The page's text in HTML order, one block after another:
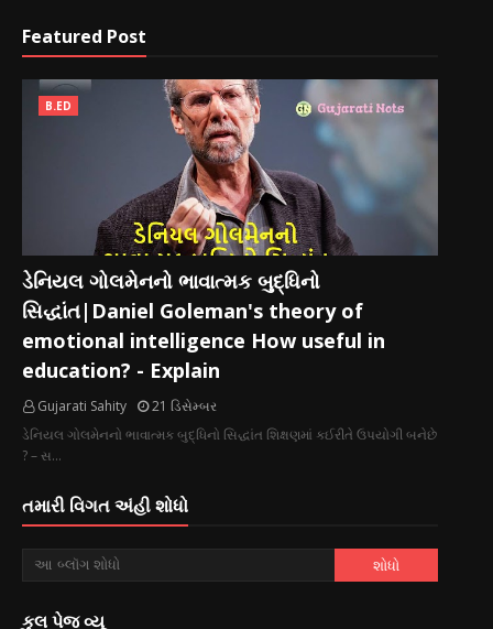
Featured Post
B.ED
ડેનિયલ ગોલમેનનો ભાવાત્મક બુદ્ધિનો
સિદ્ધાંત|Daniel Goleman's theory of
emotional intelligence How useful in
education? - Explain
Gujarati Sahity
21 ડિસેમ્બર
ડેનિયલ ગોલમેનનો ભાવાત્મક બુદ્ધિનો સિદ્ધાંત શિક્ષણમાં કઈરીતે ઉપયોગી બનેછે
? – સ…
તમારી વિગત અંહી શોધો
કુલ પેજ વ્યૂ